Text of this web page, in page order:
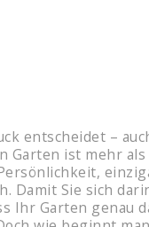
UNS
entscheidet –
Garten ist mehr
Damit Sie sich
Ihr Garten genau